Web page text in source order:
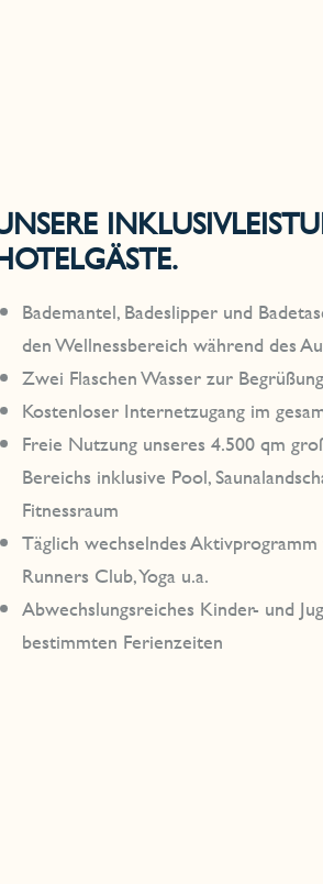
Bademantel, Badeslipper und
den Wellnessbereich während des
Zwei Flaschen Wasser zur
Kostenloser Internetzugang im
Freie Nutzung unseres 4.500 qm
Bereichs inklusive Pool,
Fitnessraum
Täglich wechselndes
Runners Club, Yoga u.a.
Abwechslungsreiches Kinder- und
bestimmten Ferienzeiten